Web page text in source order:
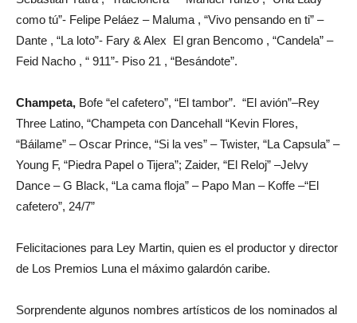
como tú”- Felipe Peláez – Maluma , “Vivo pensando en ti” –
Dante , “La loto”- Fary & Alex El gran Bencomo , “Candela” –
Feid Nacho , “ 911”- Piso 21 , “Besándote”.
Champeta, Bofe “el cafetero”, “El tambor”. “El avión”–Rey
Three Latino, “Champeta con Dancehall “Kevin Flores,
“Báilame” – Oscar Prince, “Si la ves” – Twister, “La Capsula” –
Young F, “Piedra Papel o Tijera”; Zaider, “El Reloj” –Jelvy
Dance – G Black, “La cama floja” – Papo Man – Koffe –“El
cafetero”, 24/7”
Felicitaciones para Ley Martin, quien es el productor y director
de Los Premios Luna el máximo galardón caribe.
Sorprendente algunos nombres artísticos de los nominados al